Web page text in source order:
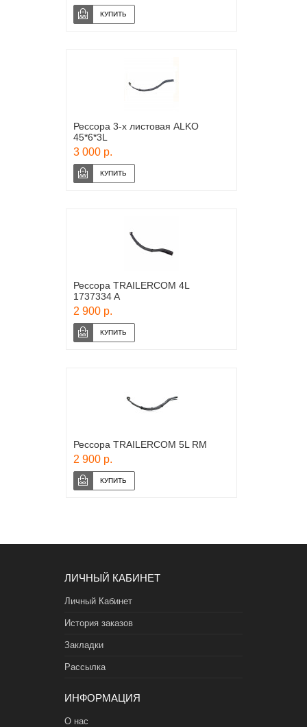
Рессора 3-х листовая ALKO
45*6*3L
3 000 р.
Рессора TRAILERCOM 4L
1737334 A
2 900 р.
Рессора TRAILERCOM 5L RM
2 900 р.
ЛИЧНЫЙ КАБИНЕТ
Личный Кабинет
История заказов
Закладки
Рассылка
ИНФОРМАЦИЯ
О нас